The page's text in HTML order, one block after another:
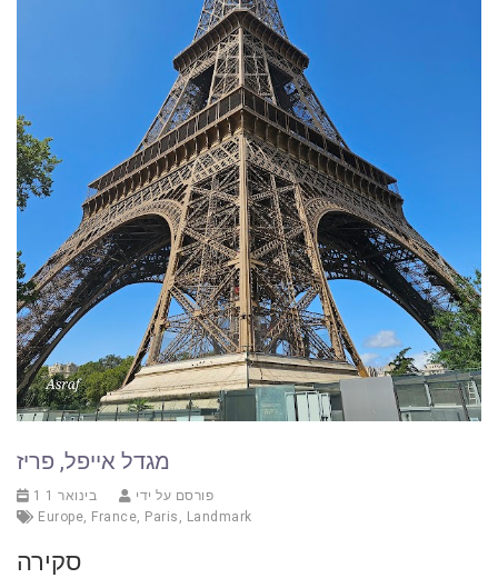
מגדל אייפל, פריז
1 בינואר 1
פורסם על ידי
Europe, France, Paris , Landmark
סקירה